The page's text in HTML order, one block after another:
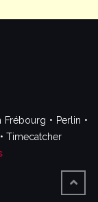
• Perlin •
Timecatcher